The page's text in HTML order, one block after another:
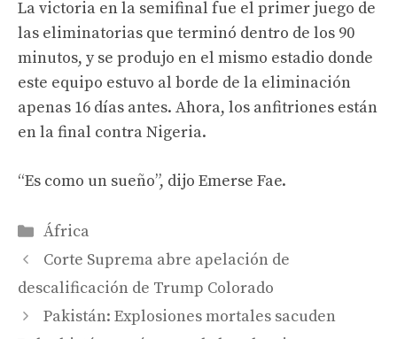
La victoria en la semifinal fue el primer juego de
las eliminatorias que terminó dentro de los 90
minutos, y se produjo en el mismo estadio donde
este equipo estuvo al borde de la eliminación
apenas 16 días antes. Ahora, los anfitriones están
en la final contra Nigeria.
“Es como un sueño”, dijo Emerse Fae.
Categories
África
Corte Suprema abre apelación de
descalificación de Trump Colorado
Pakistán: Explosiones mortales sacuden